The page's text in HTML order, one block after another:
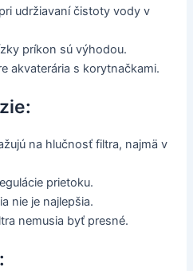
udržiavaní čistoty vody v
príkon sú výhodou.
akvaterária s korytnačkami.
na hlučnosť filtra, najmä v
prietoku.
nie je najlepšia.
nemusia byť presné.